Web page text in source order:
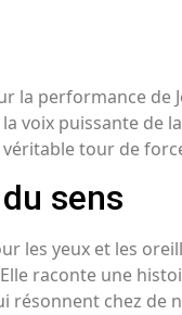
la performance de
voix puissante de
véritable tour de
sens
les yeux et les
raconte une
résonnent chez de